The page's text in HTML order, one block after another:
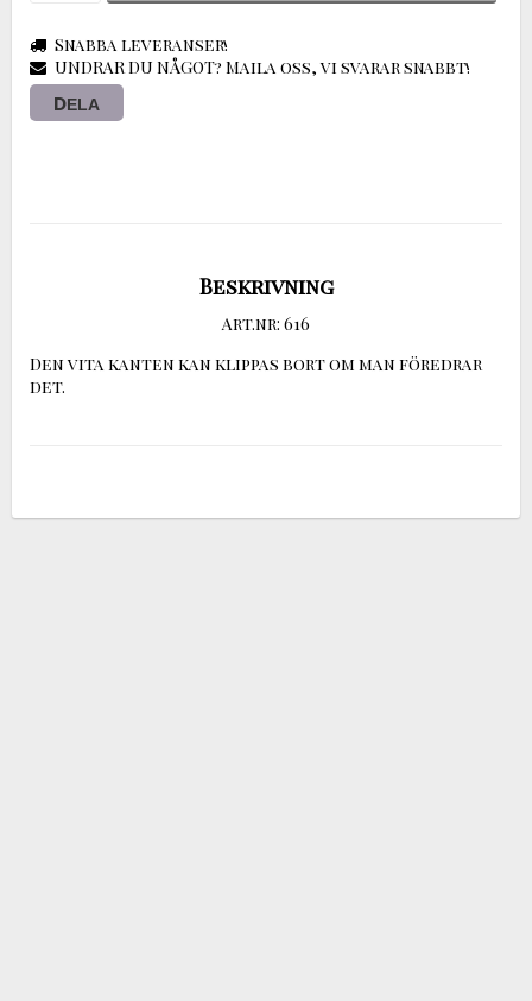
Snabba leveranser!
UNDRAR DU NÅGOT? Maila oss, vi svarar snabbt!
DELA
Beskrivning
Art.nr: 616
Den vita kanten kan klippas bort om man föredrar
det.